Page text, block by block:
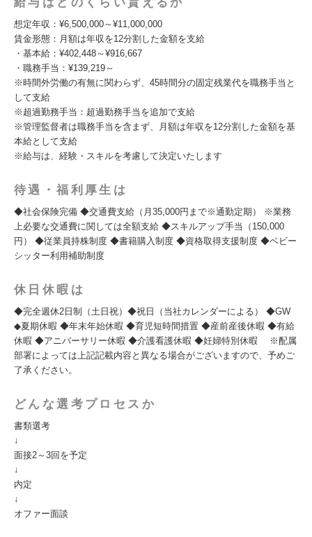
想定年収：¥6,500,000～¥11,000,000
賃金形態：月額は年収を12分割した金額を支給
・基本給：¥402,448～¥916,667
・職務手当：¥139,219～
※時間外労働の有無に関わらず、45時間分の固定残業代を職務手当と
して支給
※超過勤務手当：超過勤務手当を追加で支給
※管理監督者は職務手当を含まず、月額は年収を12分割した金額を基
本給として支給
※給与は、経験・スキルを考慮して決定いたします
待遇・福利厚生は
◆社会保険完備 ◆交通費支給（月35,000円まで※通勤定期） ※業務
上必要な交通費に関しては全額支給 ◆スキルアップ手当（150,000
円） ◆従業員持株制度 ◆書籍購入制度 ◆資格取得支援制度 ◆ベビー
シッター利用補助制度
休日休暇は
◆完全週休2日制（土日祝）◆祝日（当社カレンダーによる） ◆GW
◆夏期休暇 ◆年末年始休暇 ◆育児短時間措置 ◆産前産後休暇 ◆有給
休暇 ◆アニバーサリー休暇 ◆介護看護休暇 ◆妊婦特別休暇 ※配属
部署によっては上記記載内容と異なる場合がございますので、予めご
了承ください。
どんな選考プロセスか
書類選考
↓
面接2～3回を予定
↓
内定
↓
オファー面談